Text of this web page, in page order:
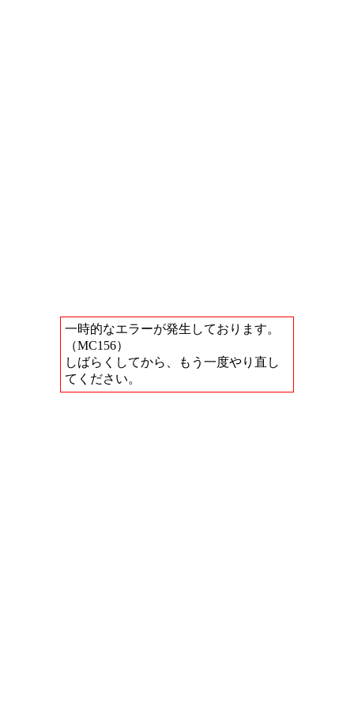
一時的なエラーが発生しております。
（MC156）
しばらくしてから、もう一度やり直し
てください。